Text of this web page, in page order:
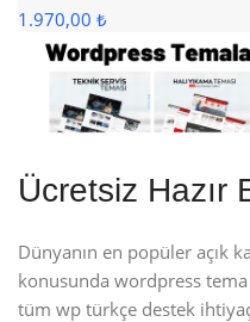
1.970,00 ₺
Ücretsiz Hazır
Dünyanın en popüler açık
konusunda wordpress
tüm wp türkçe destek